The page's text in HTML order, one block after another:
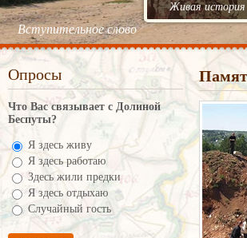
Вступительное слово
Живая история
Опросы
Что Вас связывает с Долиной
Беспуты?
Я здесь живу
Я здесь работаю
Здесь жили предки
Я здесь отдыхаю
Случайный гость